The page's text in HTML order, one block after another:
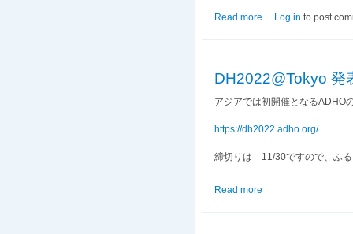
Read more about 締切延長！
Log in to post
DH2022@Tokyo 発
アジアでは初開催となるADHO
https://dh2022.adho.org/
締切りは 11/30ですので、ふる
Read more